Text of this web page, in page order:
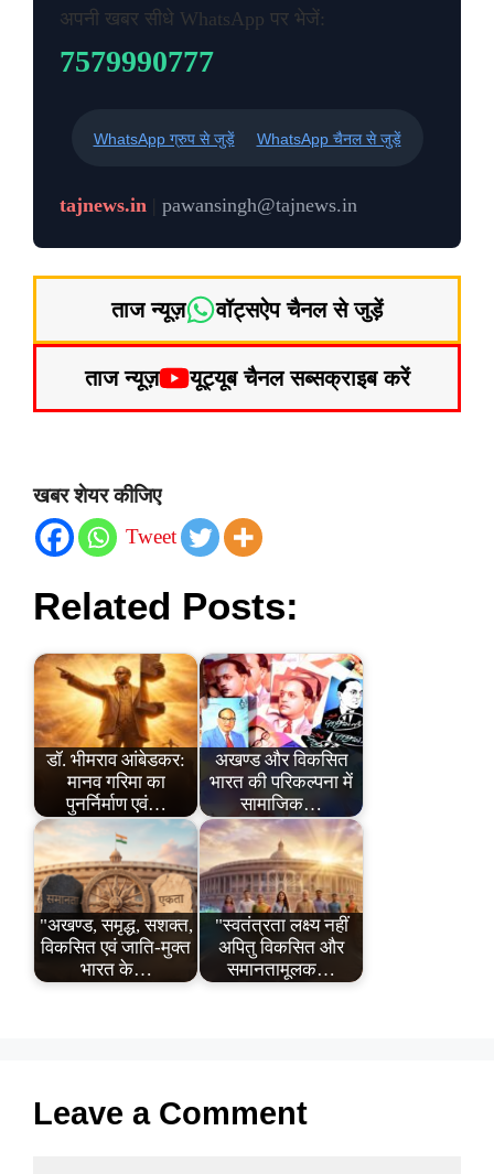
अपनी खबर सीधे WhatsApp पर भेजें:
7579990777
WhatsApp ग्रुप से जुड़ें WhatsApp चैनल से जुड़ें
tajnews.in pawansingh@tajnews.in
ताज न्यूज़ वॉट्सऐप चैनल से जुड़ें
ताज न्यूज़ यूट्यूब चैनल सब्सक्राइब करें
खबर शेयर कीजिए
Tweet
Related Posts:
डॉ. भीमराव आंबेडकर:
मानव गरिमा का
पुनर्निर्माण एवं…
अखण्ड और विकसित
भारत की परिकल्पना में
सामाजिक…
"अखण्ड, समृद्ध, सशक्त,
विकसित एवं जाति-मुक्त
भारत के…
"स्वतंत्रता लक्ष्य नहीं
अपितु विकसित और
समानतामूलक…
Leave a Comment